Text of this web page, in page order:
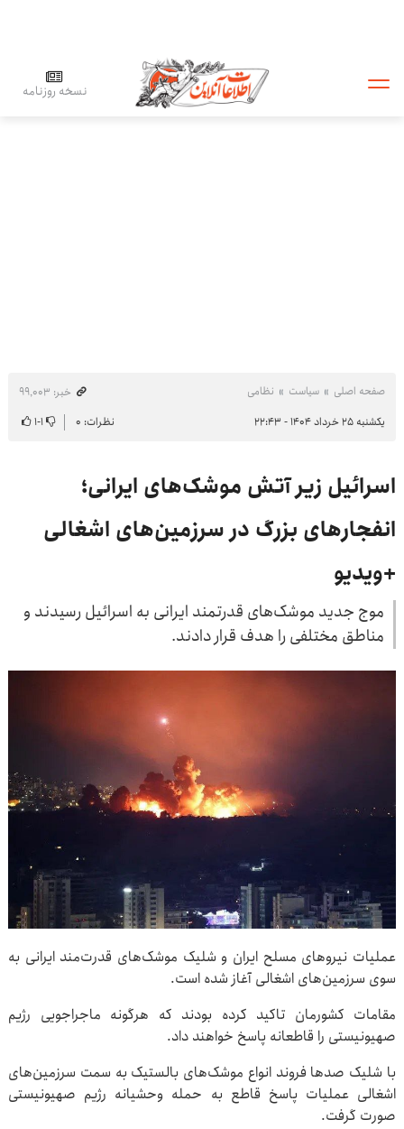
نسخه روزنامه
صفحه اصلی سیاست نظامی
خبر: ۹۹٬۰۰۳
یکشنبه ۲۵ خرداد ۱۴۰۴ - ۲۲:۴۳
نظرات: ۰ ۱-۱
اسرائیل زیر آتش موشک‌های ایرانی؛
انفجارهای بزرگ در سرزمین‌های اشغالی
+ویدیو
موج جدید موشک‌های قدرتمند ایرانی به اسرائیل رسیدند و
مناطق مختلفی را هدف قرار دادند.
عملیات نیروهای مسلح ایران و شلیک موشک‌های قدرت‌مند ایرانی به
سوی سرزمین‌های اشغالی آغاز شده است.
مقامات کشورمان تاکید کرده بودند که هرگونه ماجراجویی رژیم
صهیونیستی را قاطعانه پاسخ خواهند داد.
با شلیک صدها فروند انواع موشک‌های بالستیک به سمت سرزمین‌های
اشغالی عملیات پاسخ قاطع به حمله وحشیانه رژیم صهیونیستی
صورت گرفت.